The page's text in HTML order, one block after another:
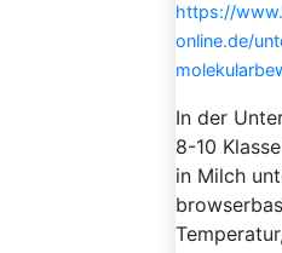
https://
online.de/
In der
8-10
in Milch